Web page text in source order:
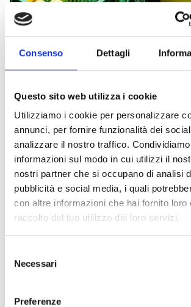
Consenso Dettagli
Questo sito web utilizza i cookie
Utilizziamo i cookie per personalizzare
annunci, per fornire funzionalità dei
analizzare il nostro traffico.
informazioni sul modo in cui utilizzi il
nostri partner che si occupano di analisi
pubblicità e social media, i quali
con altre informazioni che hai fornito loro
raccolto dal tuo utilizzo dei loro servizi.
delNecessari
Preferenze
itsanti-cancer, anti-aging, and
on emotional well-being.
Piretta points out that the fibers
pectin—have an important
crucial for maintaining a healthy
and reducing the absorption of
READ MORE